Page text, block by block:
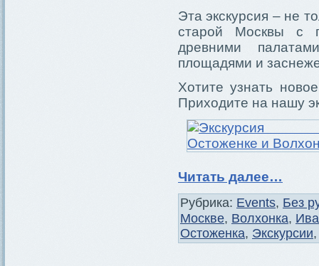
Эта экскурсия – не
старой Москвы с
древними
площадями и
Хотите узнать
Приходите на нашу
Читать далее…
Рубрика: Events, Без
Москве, Волхонка,
Остоженка, Экскурсии